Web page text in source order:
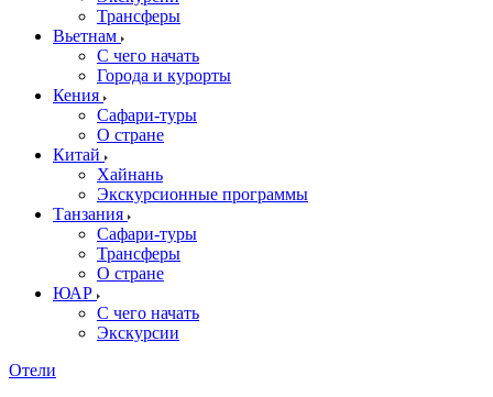
Трансферы
Вьетнам
С чего начать
Города и курорты
Кения
Сафари-туры
О стране
Китай
Хайнань
Экскурсионные программы
Танзания
Сафари-туры
Трансферы
О стране
ЮАР
С чего начать
Экскурсии
Отели